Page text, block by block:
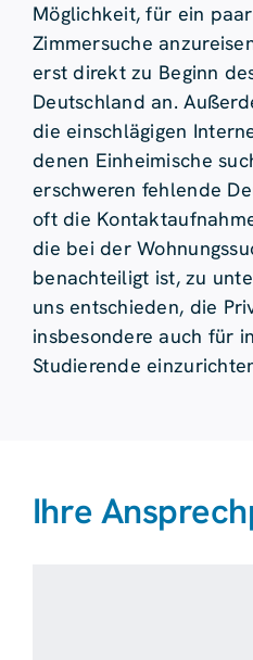
Möglichkeit, für ein
Zimmersuche
erst direkt zu Beginn
Deutschland an.
die einschlägigen
denen Einheimische
erschweren fehlende
oft die
die bei der
benachteiligt ist, zu
uns entschieden, die
insbesondere auch für
Studierende
Ihre